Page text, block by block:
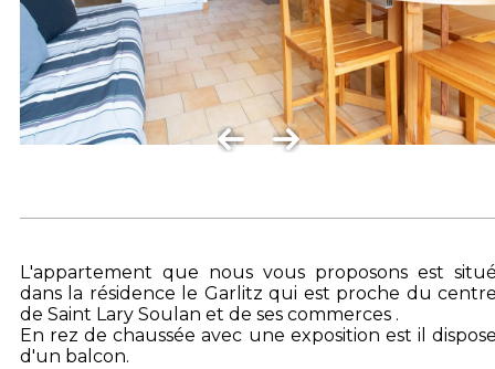
L'appartement que nous vous proposons est
dans la résidence le Garlitz qui est proche du
de Saint Lary Soulan et de ses commerces .
En rez de chaussée avec une exposition est il
d'un balcon.